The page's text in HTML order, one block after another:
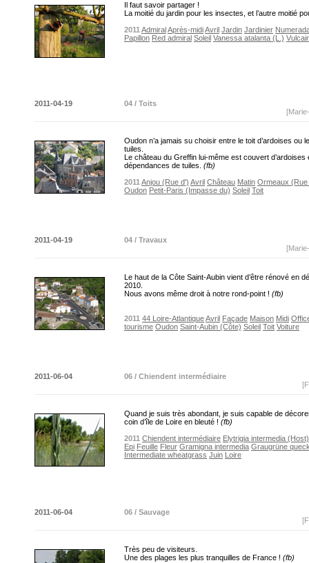
Il faut savoir partager !
La moitié du jardin pour les insectes, et l’autre moitié
2011 AdmiralAprès-midiAvril Jardin Jardinier
Papillon Red admiral Soleil Vanessa atalanta (L.)
2011-04-19
04 / Toits
Oudon n’a jamais su choisir entre le toit d’ardoises ou
tuiles.
Le château du Greffin lui-même est couvert d’ardoises
dépendances de tuiles. (fb)
2011 Anjou (Rue d') Avril Château Matin Ormeaux
Oudon Petit-Paris (Impasse du) Soleil Toit
2011-04-19
04 / Travaux
Le haut de la Côte Saint-Aubin vient d’être rénové en
2010.
Nous avons même droit à notre rond-point ! (fb)
2011 44 Loire-AtlantiqueAvril Façade Maison Midi
tourisme Oudon Saint-Aubin (Côte) Soleil Toit Voiture
2011-06-04
06 / Chiendent intermédiaire
Quand je suis très abondant, je suis capable de
coin d’île de Loire en bleuté ! (fb)
2011 Chiendent intermédiaire Elytrigia intermedia
Epi Feuille Fleur Gramigna intermedia Graugrüne
Intermediate wheatgrass Juin Loire
2011-06-04
06 / Sauvage
Très peu de visiteurs.
Une des plages les plus tranquilles de France ! (fb)